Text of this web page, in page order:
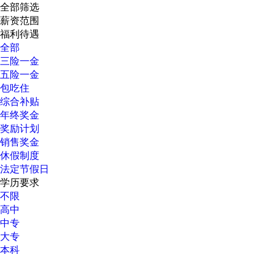
全部筛选
薪资范围
福利待遇
全部
三险一金
五险一金
包吃住
综合补贴
年终奖金
奖励计划
销售奖金
休假制度
法定节假日
学历要求
不限
高中
中专
大专
本科